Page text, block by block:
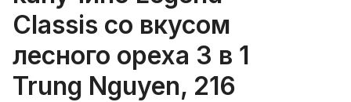
Classis со вкусом
лесного ореха 3 в 1
Trung Nguyen, 216